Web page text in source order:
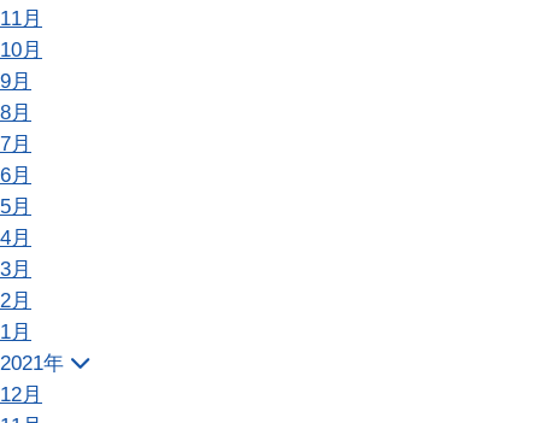
11月
10月
9月
8月
7月
6月
5月
4月
3月
2月
1月
2021年
12月